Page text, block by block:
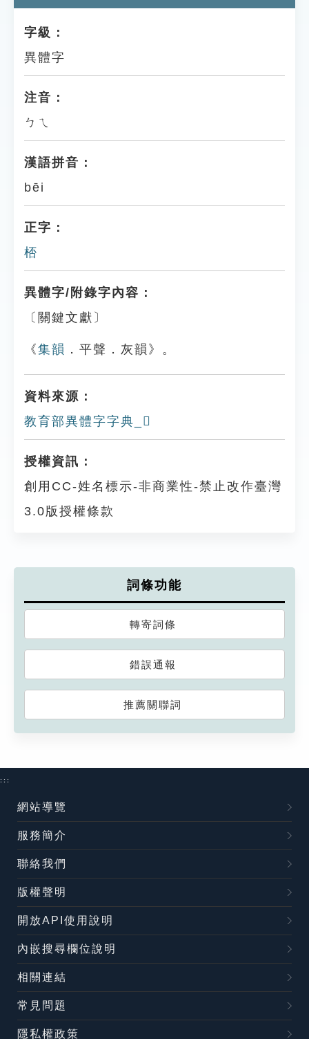
字級：
異體字
注音：
ㄅㄟ
漢語拼音：
bēi
正字：
桮
異體字/附錄字內容：
〔關鍵文獻〕
《集韻 ．平聲．灰韻》。
資料來源：
教育部異體字字典_𦈧
授權資訊：
創用CC-姓名標示-非商業性-禁止改作臺灣
3.0版授權條款
詞條功能
轉寄詞條
錯誤通報
推薦關聯詞
:::
網站導覽
服務簡介
聯絡我們
版權聲明
開放API使用說明
內嵌搜尋欄位說明
相關連結
常見問題
隱私權政策